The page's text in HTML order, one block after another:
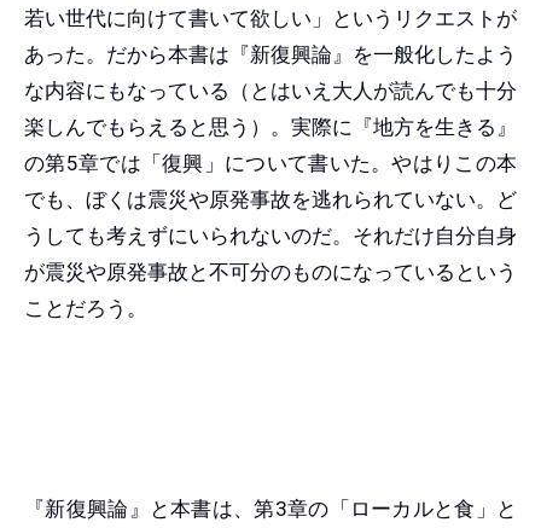
若い世代に向けて書いて欲しい」というリクエストが
あった。だから本書は『新復興論』を一般化したよう
な内容にもなっている（とはいえ大人が読んでも十分
楽しんでもらえると思う）。実際に『地方を生きる』
の第5章では「復興」について書いた。やはりこの本
でも、ぼくは震災や原発事故を逃れられていない。ど
うしても考えずにいられないのだ。それだけ自分自身
が震災や原発事故と不可分のものになっているという
ことだろう。
『新復興論』と本書は、第3章の「ローカルと食」と